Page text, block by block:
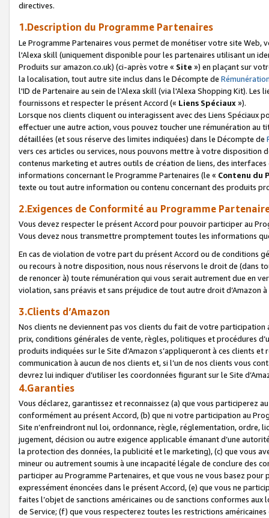
directives.
1.Description du Programme Partenaires
Le Programme Partenaires vous permet de monétiser votre site Web,
l'Alexa skill (uniquement disponible pour les partenaires utilisant un
Produits sur amazon.co.uk) (ci-après votre « Site ») en plaçant sur
la localisation, tout autre site inclus dans le Décompte de
l'ID de Partenaire au sein de l'Alexa skill (via l'Alexa Shopping Kit).
fournissons et respecter le présent Accord (« Liens Spéciaux»).
Lorsque nos clients cliquent ou interagissent avec des Liens Spéciaux
effectuer une autre action, vous pouvez toucher une rémunération
détaillées (et sous réserve des limites indiquées) dans le Décompte de
vers ces articles ou services, nous pouvons mettre à votre disposition
contenus marketing et autres outils de création de liens, des
informations concernant le Programme Partenaires (le « Contenu du
texte ou tout autre information ou contenu concernant des produits
2.Exigences de Conformité au Programme
Vous devez respecter le présent Accord pour pouvoir participer au
Vous devez nous transmettre promptement toutes les informations
En cas de violation de votre part du présent Accord ou de conditions
ou recours à notre disposition, nous nous réservons le droit de (dans
de renoncer à) toute rémunération qui vous serait autrement due en
violation, sans préavis et sans préjudice de tout autre droit
3.Clients d’Amazon
Nos clients ne deviennent pas vos clients du fait de votre
prix, conditions générales de vente, règles, politiques et procédures
produits indiquées sur le Site d’Amazon s’appliqueront à ces clients
communication à aucun de nos clients et, si l’un de nos clients vous
devrez lui indiquer d’utiliser les coordonnées figurant sur le Site
4.Garanties
Vous déclarez, garantissez et reconnaissez (a) que vous participerez
conformément au présent Accord, (b) que ni votre participation au
Site n’enfreindront nul loi, ordonnance, règle, réglementation, ordre,
jugement, décision ou autre exigence applicable émanant d’une
la protection des données, la publicité et le marketing), (c) que vous
mineur ou autrement soumis à une incapacité légale de conclure des
participer au Programme Partenaires, et que vous ne vous basez
expressément énoncées dans le présent Accord, (e) que vous ne
faites l’objet de sanctions américaines ou de sanctions conformes
de Service; (f) que vous respecterez toutes les restrictions